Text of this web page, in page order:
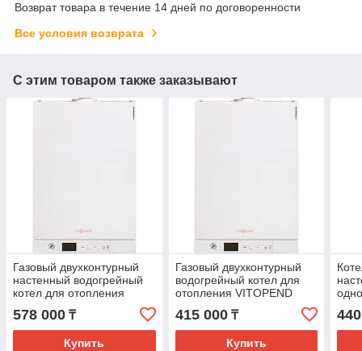
Возврат товара в течение 14 дней по договоренности
Все условия возврата
С этим товаром также заказывают
Газовый двухконтурный
настенный водогрейный
котел для отопления
A1JB 34 кВт
578 000 ₸
Купить
Газовый двухконтурный
водогрейный котел для
отопления VITOPEND
415 000₸
Купить